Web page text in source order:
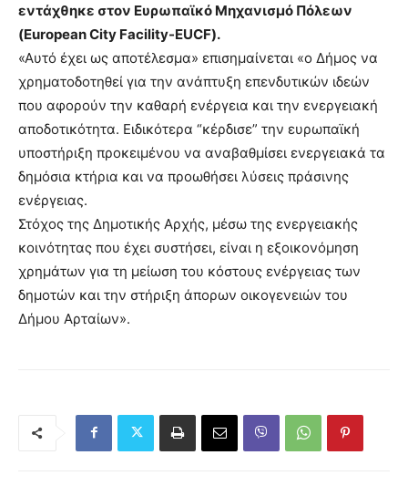
εντάχθηκε στον Ευρωπαϊκό Μηχανισμό Πόλεων
(European City Facility-EUCF).
«Αυτό έχει ως αποτέλεσμα» επισημαίνεται «ο Δήμος να
χρηματοδοτηθεί για την ανάπτυξη επενδυτικών ιδεών
που αφορούν την καθαρή ενέργεια και την ενεργειακή
αποδοτικότητα. Ειδικότερα “κέρδισε” την ευρωπαϊκή
υποστήριξη προκειμένου να αναβαθμίσει ενεργειακά τα
δημόσια κτήρια και να προωθήσει λύσεις πράσινης
ενέργειας.
Στόχος της Δημοτικής Αρχής, μέσω της ενεργειακής
κοινότητας που έχει συστήσει, είναι η εξοικονόμηση
χρημάτων για τη μείωση του κόστους ενέργειας των
δημοτών και την στήριξη άπορων οικογενειών του
Δήμου Αρταίων».